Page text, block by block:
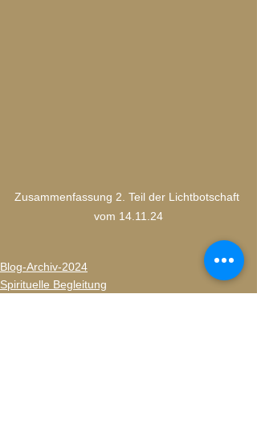
Zusammenfassung 2. Teil der Lichtbotschaft
vom 14.11.24
Blog-Archiv-2024
Spirituelle Begleitung